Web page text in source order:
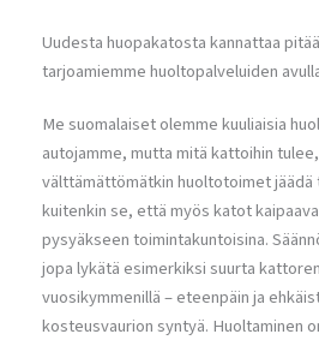
Uudesta huopakatosta kannattaa
tarjoamiemme huoltopalveluiden
Me suomalaiset olemme kuuliaisia
autojamme, mutta mitä kattoihin
välttämättömätkin huoltotoimet jäädä
kuitenkin se, että myös katot
pysyäkseen toimintakuntoisina.
jopa lykätä esimerkiksi suurta
vuosikymmenillä – eteenpäin ja
kosteusvaurion syntyä. Huoltaminen